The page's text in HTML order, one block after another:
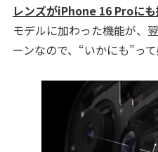
レンズがiPhone 16 Proに
モデルに加わった機能が、
ーンなので、“いかにも”って